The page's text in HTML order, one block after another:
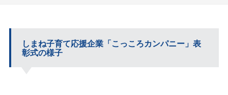
しまね子育て応援企業「こっころカンパニー」表
彰式の様子